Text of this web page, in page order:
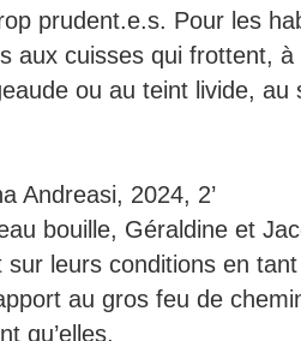
prudent.e.s. Pour les
aux cuisses qui frottent,
ou au teint livide, au
Andreasi, 2024, 2’
bouille, Géraldine et
sur leurs conditions en
au gros feu de
qu’elles.